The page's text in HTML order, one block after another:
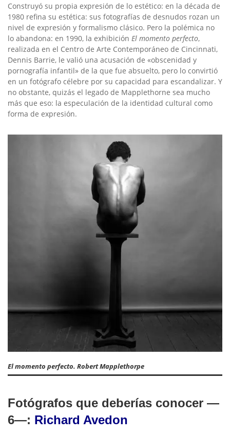
Construyó su propia expresión de lo estético: en la década de
1980 refina su estética: sus fotografías de desnudos rozan un
nivel de expresión y formalismo clásico. Pero la polémica no
lo abandona: en 1990, la exhibición El momento perfecto,
realizada en el Centro de Arte Contemporáneo de Cincinnati,
Dennis Barrie, le valió una acusación de «obscenidad y
pornografía infantil» de la que fue absuelto, pero lo convirtió
en un fotógrafo célebre por su capacidad para escandalizar. Y
no obstante, quizás el legado de Mapplethorne sea mucho
más que eso: la especulación de la identidad cultural como
forma de expresión.
El momento perfecto. Robert Mapplethorpe
Fotógrafos que deberías conocer —
6—: Richard Avedon